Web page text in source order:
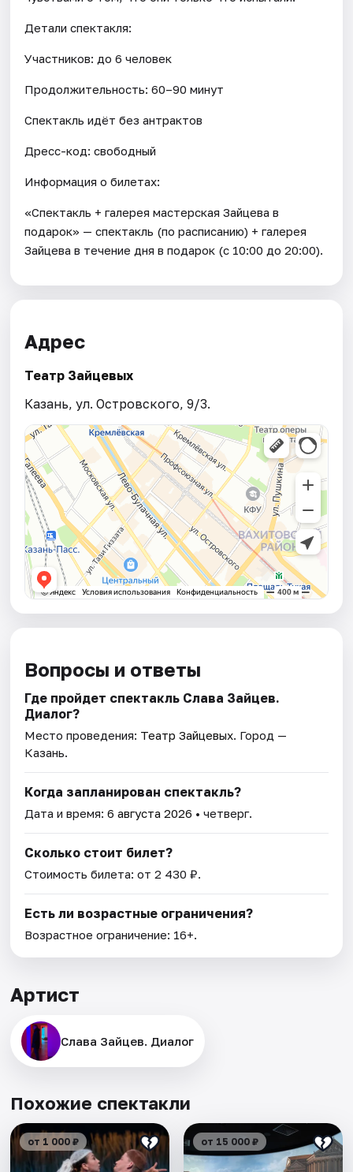
Детали спектакля:
Участников: до 6 человек
Продолжительность: 60–90 минут
Спектакль идёт без антрактов
Дресс-код: свободный
Информация о билетах:
«Спектакль + галерея мастерская Зайцева в
подарок» — спектакль (по расписанию) + галерея
Зайцева в течение дня в подарок (с 10:00 до 20:00).
Адрес
Театр Зайцевых
Казань, ул. Островского, 9/3.
Вопросы и ответы
Где пройдет спектакль Слава Зайцев.
Диалог?
Место проведения: Театр Зайцевых. Город —
Казань.
Когда запланирован спектакль?
Дата и время:6 августа 2026 • четверг.
Сколько стоит билет?
Стоимость билета: от 2 430 ₽.
Есть ли возрастные ограничения?
Возрастное ограничение: 16+.
Артист
Слава Зайцев. Диалог
Похожие спектакли
от 1 000 ₽ от 15 000 ₽